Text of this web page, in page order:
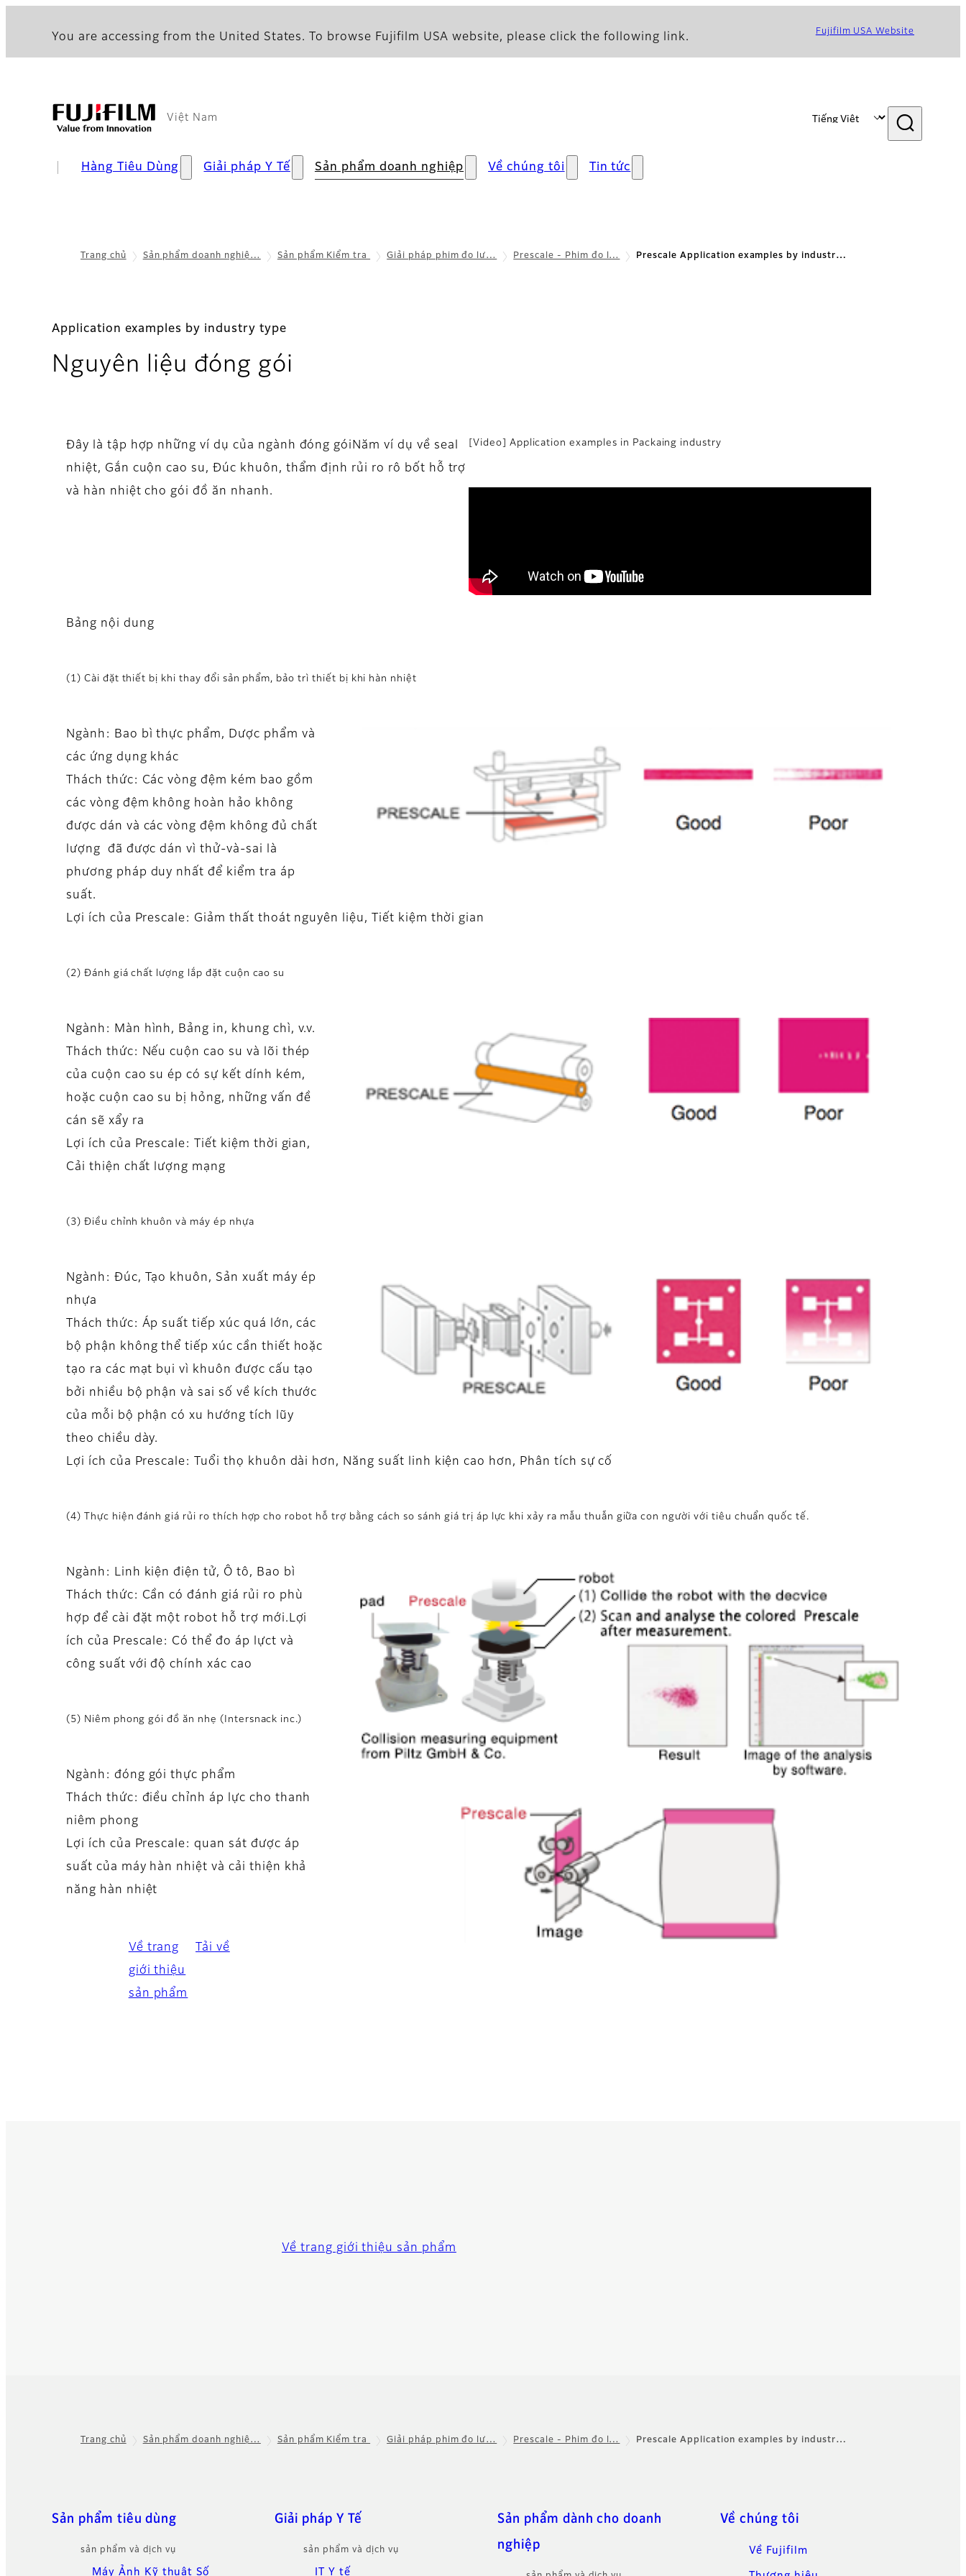
You are accessing from the United States. To browse Fujifilm USA website, please click the following link. Fujifilm USA Website
Việt Nam
Hàng Tiêu Dùng​ Giải pháp Y Tế Sản phẩm doanh nghiệp Về chúng tôi Tin tức
Trang chủ Sản phẩm doanh nghiệ… Sản phẩm Kiểm tra Giải pháp phim đo lư… Prescale - Phim đo l… Prescale Application examples by industr…
Application examples by industry type
Nguyên liệu đóng gói
Đây là tập hợp những ví dụ của ngành đóng góiNăm ví dụ về seal
nhiệt, Gắn cuộn cao su, Đúc khuôn, thẩm định rủi ro rô bốt hỗ trợ
và hàn nhiệt cho gói đồ ăn nhanh.
[Video] Application examples in Packaing industry
Bảng nội dung
(1) Cài đặt thiết bị khi thay đổi sản phẩm, bảo trì thiết bị khi hàn nhiệt
Ngành: Bao bì thực phẩm, Dược phẩm và
các ứng dụng khác
Thách thức: Các vòng đệm kém bao gồm
các vòng đệm không hoàn hảo không
được dán và các vòng đệm không đủ chất
lượng đã được dán vì thử-và-sai là
phương pháp duy nhất để kiểm tra áp
suất.
Lợi ích của Prescale: Giảm thất thoát nguyên liệu, Tiết kiệm thời gian
(2) Đánh giá chất lượng lắp đặt cuộn cao su
Ngành: Màn hình, Bảng in, khung chì, v.v.
Thách thức: Nếu cuộn cao su và lõi thép
của cuộn cao su ép có sự kết dính kém,
hoặc cuộn cao su bị hỏng, những vấn đề
cán sẽ xẩy ra
Lợi ích của Prescale: Tiết kiệm thời gian,
Cải thiện chất lượng mạng
(3) Điều chỉnh khuôn và máy ép nhựa
Ngành: Đúc, Tạo khuôn, Sản xuất máy ép
nhựa
Thách thức: Áp suất tiếp xúc quá lớn, các
bộ phận không thể tiếp xúc cần thiết hoặc
tạo ra các mạt bụi vì khuôn được cấu tạo
bởi nhiều bộ phận và sai số về kích thước
của mỗi bộ phận có xu hướng tích lũy
theo chiều dày.
Lợi ích của Prescale: Tuổi thọ khuôn dài hơn, Năng suất linh kiện cao hơn, Phân tích sự cố
(4) Thực hiện đánh giá rủi ro thích hợp cho robot hỗ trợ bằng cách so sánh giá trị áp lực khi xảy ra mẫu thuẫn giữa con người với tiêu chuẩn quốc tế.
Ngành: Linh kiện điện tử, Ô tô, Bao bì
Thách thức: Cần có đánh giá rủi ro phù
hợp để cài đặt một robot hỗ trợ mới.Lợi
ích của Prescale: Có thể đo áp lựct và
công suất với độ chính xác cao
(5) Niêm phong gói đồ ăn nhẹ (Intersnack inc.)
Ngành: đóng gói thực phẩm
Thách thức: điều chỉnh áp lực cho thanh
niêm phong
Lợi ích của Prescale: quan sát được áp
suất của máy hàn nhiệt và cải thiện khả
năng hàn nhiệt
Về trang
giới thiệu
sản phẩm
Tải về
Về trang giới thiệu sản phẩm
Trang chủ Sản phẩm doanh nghiệ… Sản phẩm Kiểm tra Giải pháp phim đo lư… Prescale - Phim đo l… Prescale Application examples by industr…
Quick Links
Sản phẩm tiêu dùng
sản phẩm và dịch vụ
Máy Ảnh Kỹ thuật Số
Giải pháp Y Tế
sản phẩm và dịch vụ
IT Y tế
Sản phẩm dành cho doanh
nghiệp
Về chúng tôi
Về Fujifilm